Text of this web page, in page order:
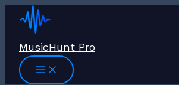
Перейти
MusicHunt Pro